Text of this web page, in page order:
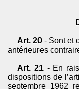
Art. 20 - Sont et
antérieures
Art. 21 - En
dispositions de
septembre 1962